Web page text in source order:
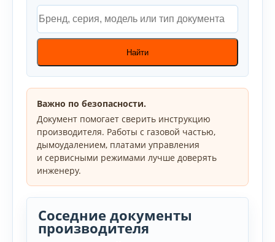
Найти
Важно по безопасности.
Документ помогает сверить инструкцию
производителя. Работы с газовой частью,
дымоудалением, платами управления
и сервисными режимами лучше доверять
инженеру.
Соседние документы
производителя